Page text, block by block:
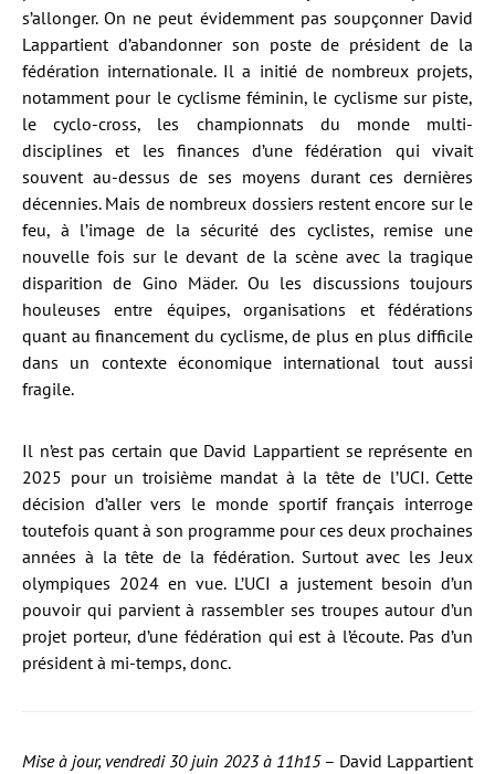
s’allonger. On ne peut évidemment pas soupçonner David
Lappartient d’abandonner son poste de président de la
fédération internationale. Il a initié de nombreux projets,
notamment pour le cyclisme féminin, le cyclisme sur piste,
le cyclo-cross, les championnats du monde multi-
disciplines et les finances d’une fédération qui vivait
souvent au-dessus de ses moyens durant ces dernières
décennies. Mais de nombreux dossiers restent encore sur le
feu, à l’image de la sécurité des cyclistes, remise une
nouvelle fois sur le devant de la scène avec la tragique
disparition de Gino Mäder. Ou les discussions toujours
houleuses entre équipes, organisations et fédérations
quant au financement du cyclisme, de plus en plus difficile
dans un contexte économique international tout aussi
fragile.
Il n’est pas certain que David Lappartient se représente en
2025 pour un troisième mandat à la tête de l’UCI. Cette
décision d’aller vers le monde sportif français interroge
toutefois quant à son programme pour ces deux prochaines
années à la tête de la fédération. Surtout avec les Jeux
olympiques 2024 en vue. L’UCI a justement besoin d’un
pouvoir qui parvient à rassembler ses troupes autour d’un
projet porteur, d’une fédération qui est à l’écoute. Pas d’un
président à mi-temps, donc.
Mise à jour, vendredi 30 juin 2023 à 11h15– David Lappartient